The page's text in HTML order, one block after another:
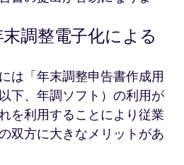
流
調整電子化による
は「年末調整申告書作成用
下、年調ソフト）の利用が
を利用することにより従業
双方に大きなメリットがあ